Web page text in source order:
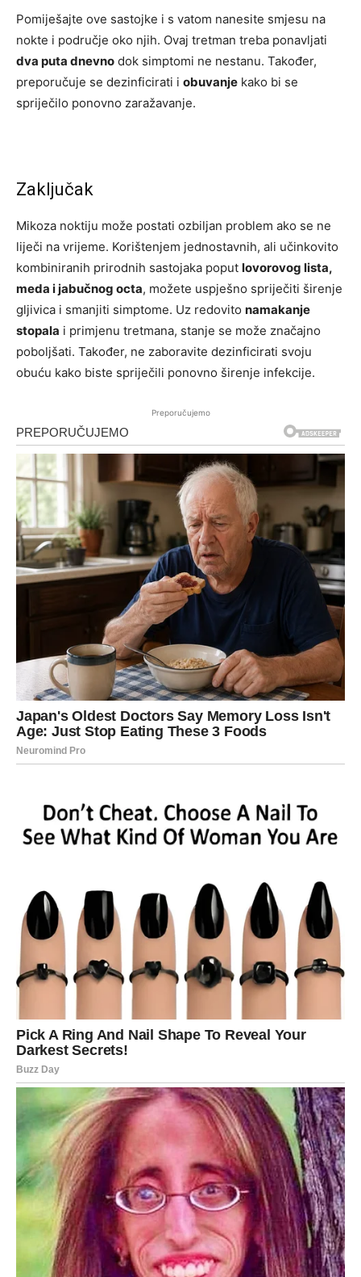
Pomiješajte ove sastojke i s vatom nanesite smjesu na
nokte i područje oko njih. Ovaj tretman treba ponavljati
dva puta dnevno dok simptomi ne nestanu. Također,
preporučuje se dezinficirati i obuvanje kako bi se
spriječilo ponovno zaražavanje.
Zaključak
Mikoza noktiju može postati ozbiljan problem ako se ne
liječi na vrijeme. Korištenjem jednostavnih, ali učinkovito
kombiniranih prirodnih sastojaka poput lovorovog lista,
meda i jabučnog octa, možete uspješno spriječiti širenje
gljivica i smanjiti simptome. Uz redovito namakanje
stopala i primjenu tretmana, stanje se može značajno
poboljšati. Također, ne zaboravite dezinficirati svoju
obuću kako biste spriječili ponovno širenje infekcije.
Preporučujemo